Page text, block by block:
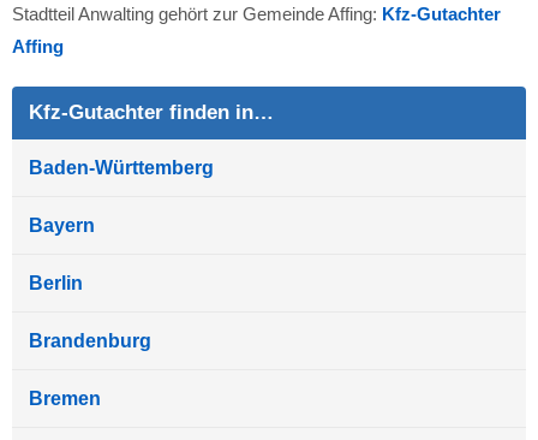
Stadtteil Anwalting gehört zur Gemeinde Affing: Kfz-Gutachter
Affing
Kfz-Gutachter finden in…
Baden-Württemberg
Bayern
Berlin
Brandenburg
Bremen